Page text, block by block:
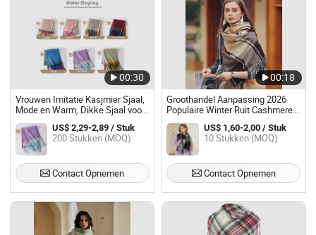
00:30
Vrouwen Imitatie Kasjmier Sjaal,
Mode en Warm, Dikke Sjaal voor
Herfst en Winter Groothandel
US$ 2,29-2,89 / Stuk
200 Stukken (MOQ)
Contact Opnemen
00:18
Groothandel Aanpassing 2026
Populaire Winter Ruit Cashmere
Sjaals voor Mannen en Vrouwen
70X190cm Warme Cashmere
Sjaals Kleding
US$ 1,60-2,00 / Stuk
10 Stukken (MOQ)
Contact Opnemen